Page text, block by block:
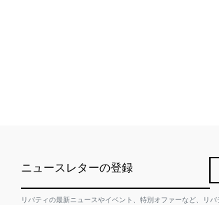
ニュースレターの登録
リバティの最新ニュースやイベント、特別オファーなど、リ